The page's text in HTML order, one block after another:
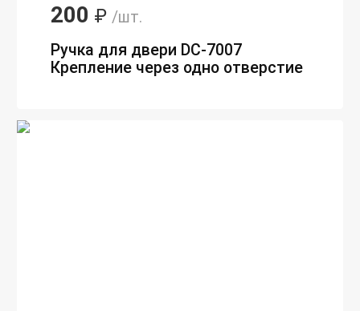
200 ₽ /шт.
Ручка для двери DC-7007
Крепление через одно отверстие